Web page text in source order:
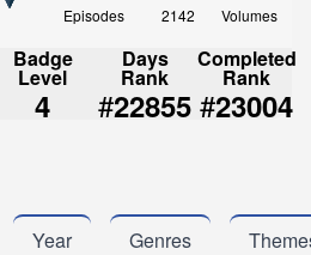
Episodes
2142
Volumes
Badge
Level
4
Days
Rank
#22855
Completed
Rank
#23004
Year Genres